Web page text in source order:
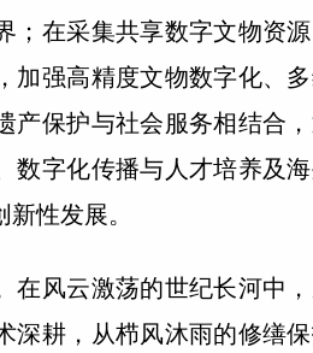
；在采集共享数字文物资
加强高精度文物数字化、
产保护与社会服务相结合，
数字化传播与人才培养及
性发展。
风云激荡的世纪长河中，
深耕，从栉风沐雨的修缮